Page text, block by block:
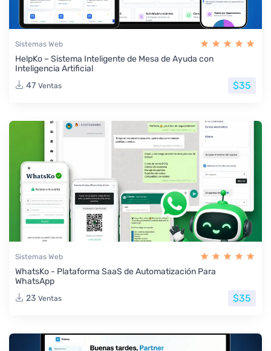
Sistemas Web
HelpKo – Sistema Inteligente de Mesa de Ayuda con
Inteligencia Artificial
47 Ventas $35
Sistemas Web
WhatsKo - Plataforma SaaS de Automatización Para
WhatsApp
23 Ventas $35